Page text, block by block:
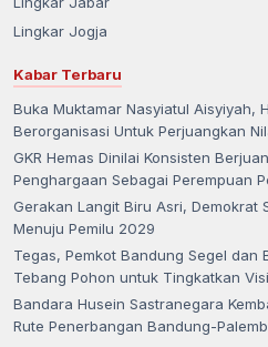
Lingkar Jogja
Kabar Terbaru
Buka Muktamar Nasyiatul Aisyiyah,
Berorganisasi Untuk Perjuangkan
GKR Hemas Dinilai Konsisten
Penghargaan Sebagai Perempuan
Gerakan Langit Biru Asri, Demokrat
Menuju Pemilu 2029
Tegas, Pemkot Bandung Segel dan
Tebang Pohon untuk Tingkatkan
Bandara Husein Sastranegara
Rute Penerbangan Bandung-